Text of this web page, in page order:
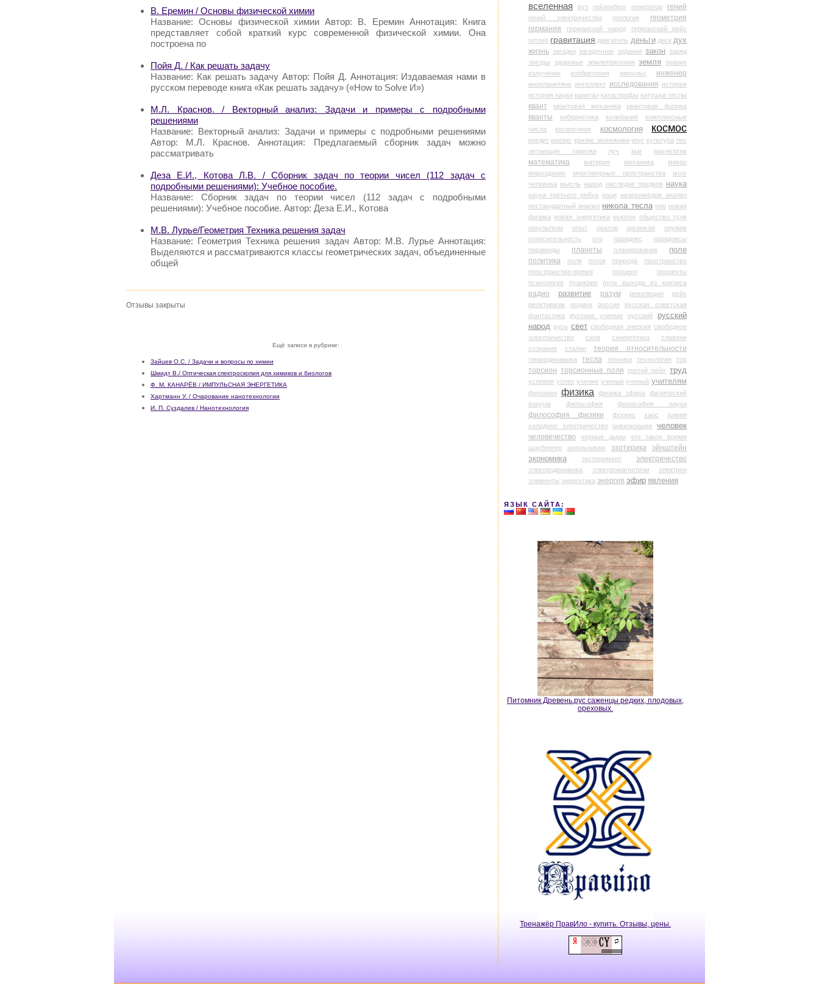
В. Еремин / Основы физической химии
Название: Основы физической химии Автор: В. Еремин Аннотация: Книга
представляет собой краткий курс современной физической химии. Она
построена по
Пойя Д. / Как решать задачу
Название: Как решать задачу Автор: Пойя Д. Аннотация: Издаваемая нами в
русском переводе книга «Как решать задачу» («How to Solve И»)
М.Л. Краснов. / Векторный анализ: Задачи и примеры с подробными
решениями
Название: Векторный анализ: Задачи и примеры с подробными решениями
Автор: М.Л. Краснов. Аннотация: Предлагаемый сборник задач можно
рассматривать
Деза Е.И., Котова Л.В. / Сборник задач по теории чисел (112 задач с
подробными решениями): Учебное пособие.
Название: Сборник задач по теории чисел (112 задач с подробными
решениями): Учебное пособие. Автор: Деза Е.И., Котова
М.В. Лурье/Геометрия Техника решения задач
Название: Геометрия Техника решения задач Автор: М.В. Лурье Аннотация:
Выделяются и рассматриваются классы геометрических задач, объединенные
общей
Отзывы закрыты
Ещё записи в рубрике:
Зайцев О.С. / Задачи и вопросы по химии
Шмидт В./ Оптическая спектроскопия для химиков и биологов
Ф. М. КАНАРЁВ / ИМПУЛЬСНАЯ ЭНЕРГЕТИКА
Хартманн У. / Очарование нанотехнологии
И. П. Суздалев / Нанотехнология
вселенная
вуз гейзенберг генератор гений
гений электричества геология
геометрия
германия
германский народ
германский рейх
гитлер гравитация двигатель деньги диск дух
жизнь загадки загадочное задания закон заряд
звезды
здоровье землетрясения земля
знания
излучение
изобретения импульс инженер
инопланетяне интеллект исследования история
история науки капитал катастрофы катушка теслы
квант квантовая механика квантовая физика
кванты кибернетика колебания
комплексные
числа
космогония космология космос
кредит кризис кризис экономики круг культура лес
летающие тарелки
луч маг магнетизм
математика материя механика
микро
мироздание
многомерные пространства
мозг
человека мысль народ наследие предков наука
наука третьего рейха наци
неархимедов анализ
нестандартный анализ никола тесла нло новая
физика новая энергетика ньютон общество туле
оккультизм
опыт оратор организм
оружие
относительность
ото парадокс
парадоксы
пирамиды
планеты планирование
поле
политика
поля поток природа
пространство
пространство-время
процент
проценты
психология
пуанкаре пути выхода из кризиса
радио развитие разум революция
рейх
релятивизм
родина россия
русская советская
фантастика
русские ученые русский
русский
народ русь свет свободная энергия свободное
электричество
сила синергетика
славяне
сознание
сталин теория относительности
термодинамика тесла техника технология тор
торсион торсионные поля третий рейх труд
условия успех учение ученые ученый учителям
феномен физика физика эфира
физический
вакуум
философия философия науки
философия физики форекс хаос
химия
холодное электричество
цивилизация человек
человечество черные дыры
что такое время
шаубергер
школьникам эзотерика
эйнштейн
экономика
эксперимент электричество
электродинамика электромагнетизм
электрон
элементы энергетика энергия эфир явления
ЯЗЫК САЙТА:
Питомник Древень.рус саженцы редких, плодовых,
ореховых.
Тренажёр ПравИло - купить. Отзывы, цены.